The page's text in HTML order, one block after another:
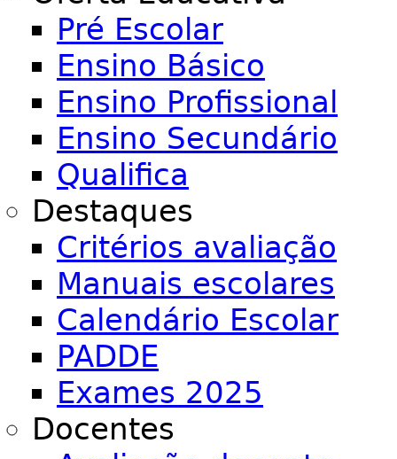
Pré Escolar
Ensino Básico
Ensino Profissional
Ensino Secundário
Qualifica
Destaques
Critérios avaliação
Manuais escolares
Calendário Escolar
PADDE
Exames 2025
Docentes